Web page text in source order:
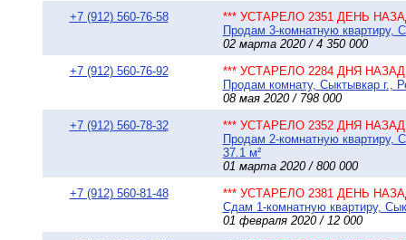
+7 (912) 560-76-58
*** УСТАРЕЛО 2351 ДЕНЬ
Продам 3-комнатную квартиру,
02 марта 2020 / 4 350 000
+7 (912) 560-76-92
*** УСТАРЕЛО 2284 ДНЯ НАЗАД
Продам комнату, Сыктывкар г.,
08 мая 2020 / 798 000
+7 (912) 560-78-32
*** УСТАРЕЛО 2352 ДНЯ НАЗАД
Продам 2-комнатную квартиру,
37.1 м²
01 марта 2020 / 800 000
+7 (912) 560-81-48
*** УСТАРЕЛО 2381 ДЕНЬ
Сдам 1-комнатную квартиру,
01 февраля 2020 / 12 000